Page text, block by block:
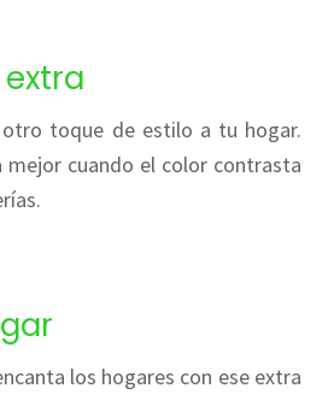
toque de estilo a tu hogar.
mejor cuando el color contrasta
los hogares con ese extra